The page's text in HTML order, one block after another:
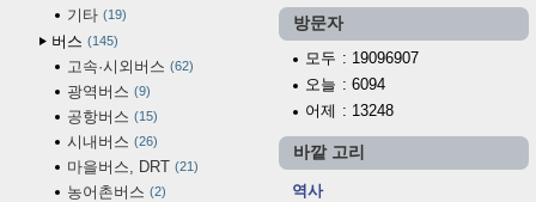
기타 19
버스 145
고속·시외버스 62
광역버스 9
공항버스 15
시내버스 26
마을버스, DRT 21
농어촌버스 2
방문자
모두 : 19096907
오늘 : 6094
어제 : 13248
바깥 고리
역사